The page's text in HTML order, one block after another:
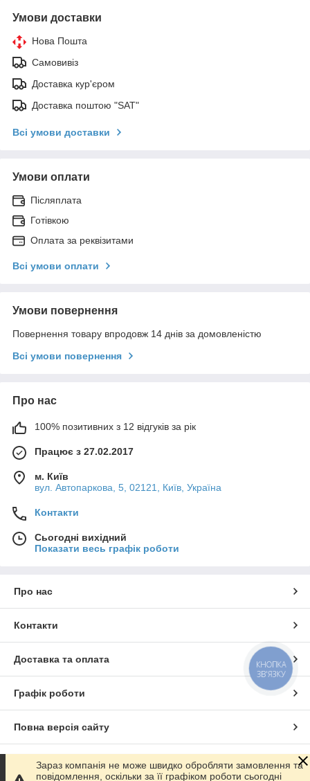
Умови доставки
Нова Пошта
Самовивіз
Доставка кур'єром
Доставка поштою "SAT"
Всі умови доставки
Умови оплати
Післяплата
Готівкою
Оплата за реквізитами
Всі умови оплати
Умови повернення
Повернення товару впродовж 14 днів за домовленістю
Всі умови повернення
Про нас
100% позитивних з 12 відгуків за рік
Працює з 27.02.2017
м. Київ
вул. Автопаркова, 5, 02121, Київ, Україна
Контакти
Сьогодні вихідний
Показати весь графік роботи
Про нас
Контакти
Доставка та оплата
Графік роботи
Повна версія сайту
Сайт створено на маркетплейсі Prom.ua
Зараз компанія не може швидко обробляти замовлення та
повідомлення, оскільки за її графіком роботи сьогодні
КНОПКА
ЗВ'ЯЗКУ